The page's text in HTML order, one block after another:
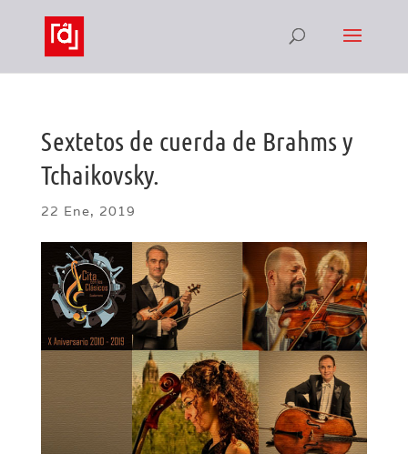
Sextetos de cuerda de Brahms y
Tchaikovsky.
22 Ene, 2019